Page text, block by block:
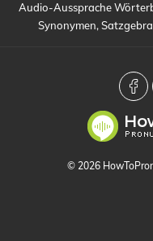
Audio-Aussprache
Synonymen,
© 2026